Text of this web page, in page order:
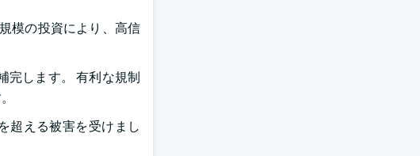
模の投資により、高信
完します。 有利な規制
超える被害を受けまし